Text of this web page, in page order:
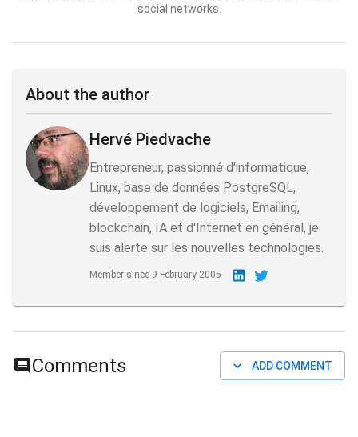
social networks.
About the author
Hervé Piedvache
Entrepreneur, passionné d'informatique,
Linux, base de données PostgreSQL,
développement de logiciels, Emailing,
blockchain, IA et d'Internet en général, je
suis alerte sur les nouvelles technologies.
Member since 9 February 2005
Comments ADD COMMENT